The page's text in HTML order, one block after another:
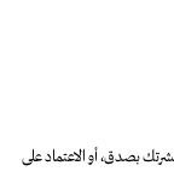
بصدق، أو الاعتماد على